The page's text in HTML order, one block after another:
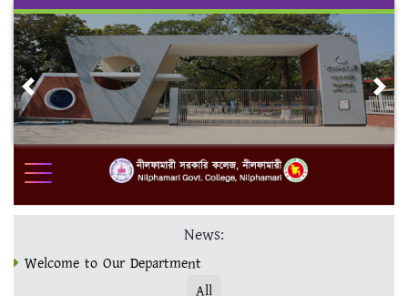
Skip
content
Previous
News:
Welcome to Our Department
All